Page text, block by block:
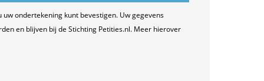
ondertekening kunt bevestigen. Uw gegevens
en blijven bij de Stichting Petities.nl. Meer hierover